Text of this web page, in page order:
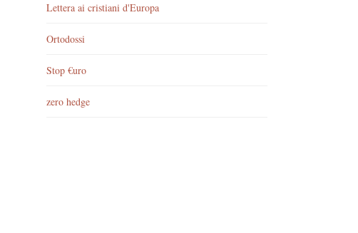
Lettera ai cristiani d'Europa
Ortodossi
Stop €uro
zero hedge